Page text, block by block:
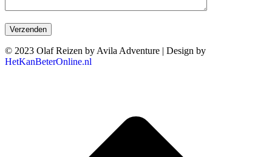
© 2023 Olaf Reizen by Avila Adventure | Design by
HetKanBeterOnline.nl